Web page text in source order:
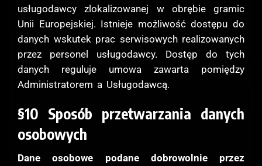
usługodawcy zlokalizowanej w obrębie gramic
Unii Europejskiej. Istnieje możliwość dostępu do
danych wskutek prac serwisowych realizowanych
przez personel usługodawcy. Dostęp do tych
danych reguluje umowa zawarta pomiędzy
Administratorem a Usługodawcą.
§10 Sposób przetwarzania danych
osobowych
Dane osobowe podane dobrowolnie przez